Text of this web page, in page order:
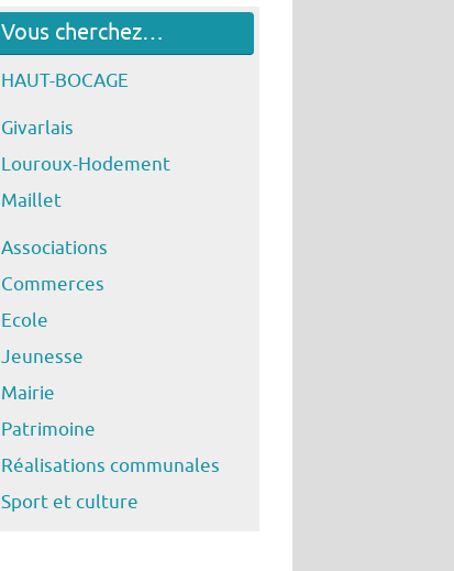
Vous cherchez…
HAUT-BOCAGE
Givarlais
Louroux-Hodement
Maillet
Associations
Commerces
Ecole
Jeunesse
Mairie
Patrimoine
Réalisations communales
Sport et culture